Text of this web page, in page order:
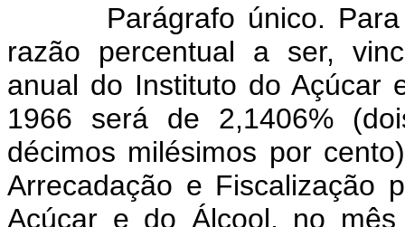
Parágrafo único. Para
razão percentual a ser,
anual do Instituto do Açúcar
1966 será de 2,1406%
décimos milésimos por
Arrecadação e Fiscalização
Açúcar e do Álcool, no